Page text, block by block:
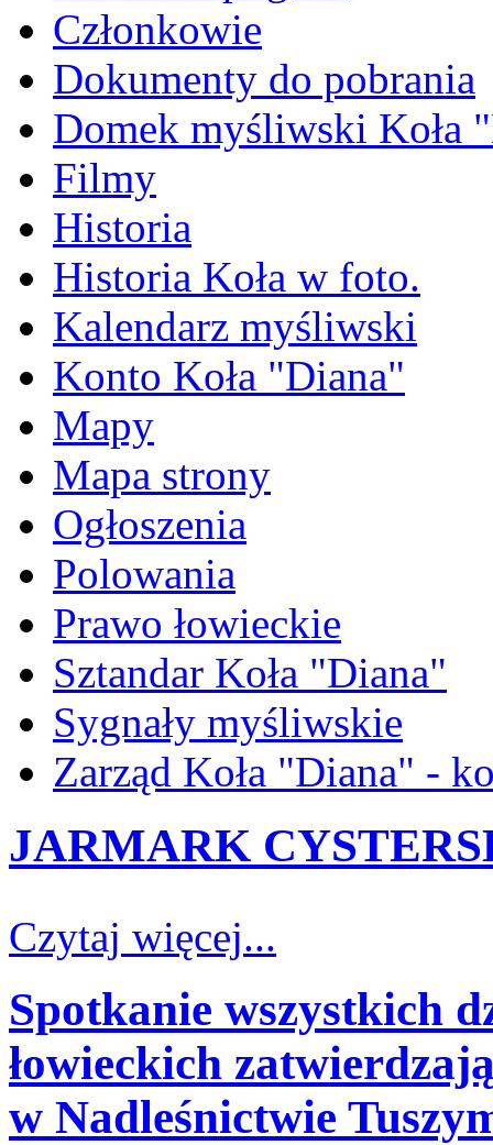
Członkowie
Dokumenty do pobrania
Domek myśliwski Koła
Filmy
Historia
Historia Koła w foto.
Kalendarz myśliwski
Konto Koła "Diana"
Mapy
Mapa strony
Ogłoszenia
Polowania
Prawo łowieckie
Sztandar Koła "Diana"
Sygnały myśliwskie
Zarząd Koła "Diana" -
JARMARK
Czytaj więcej...
Spotkanie wszystkich
łowieckich
w Nadleśnictwie